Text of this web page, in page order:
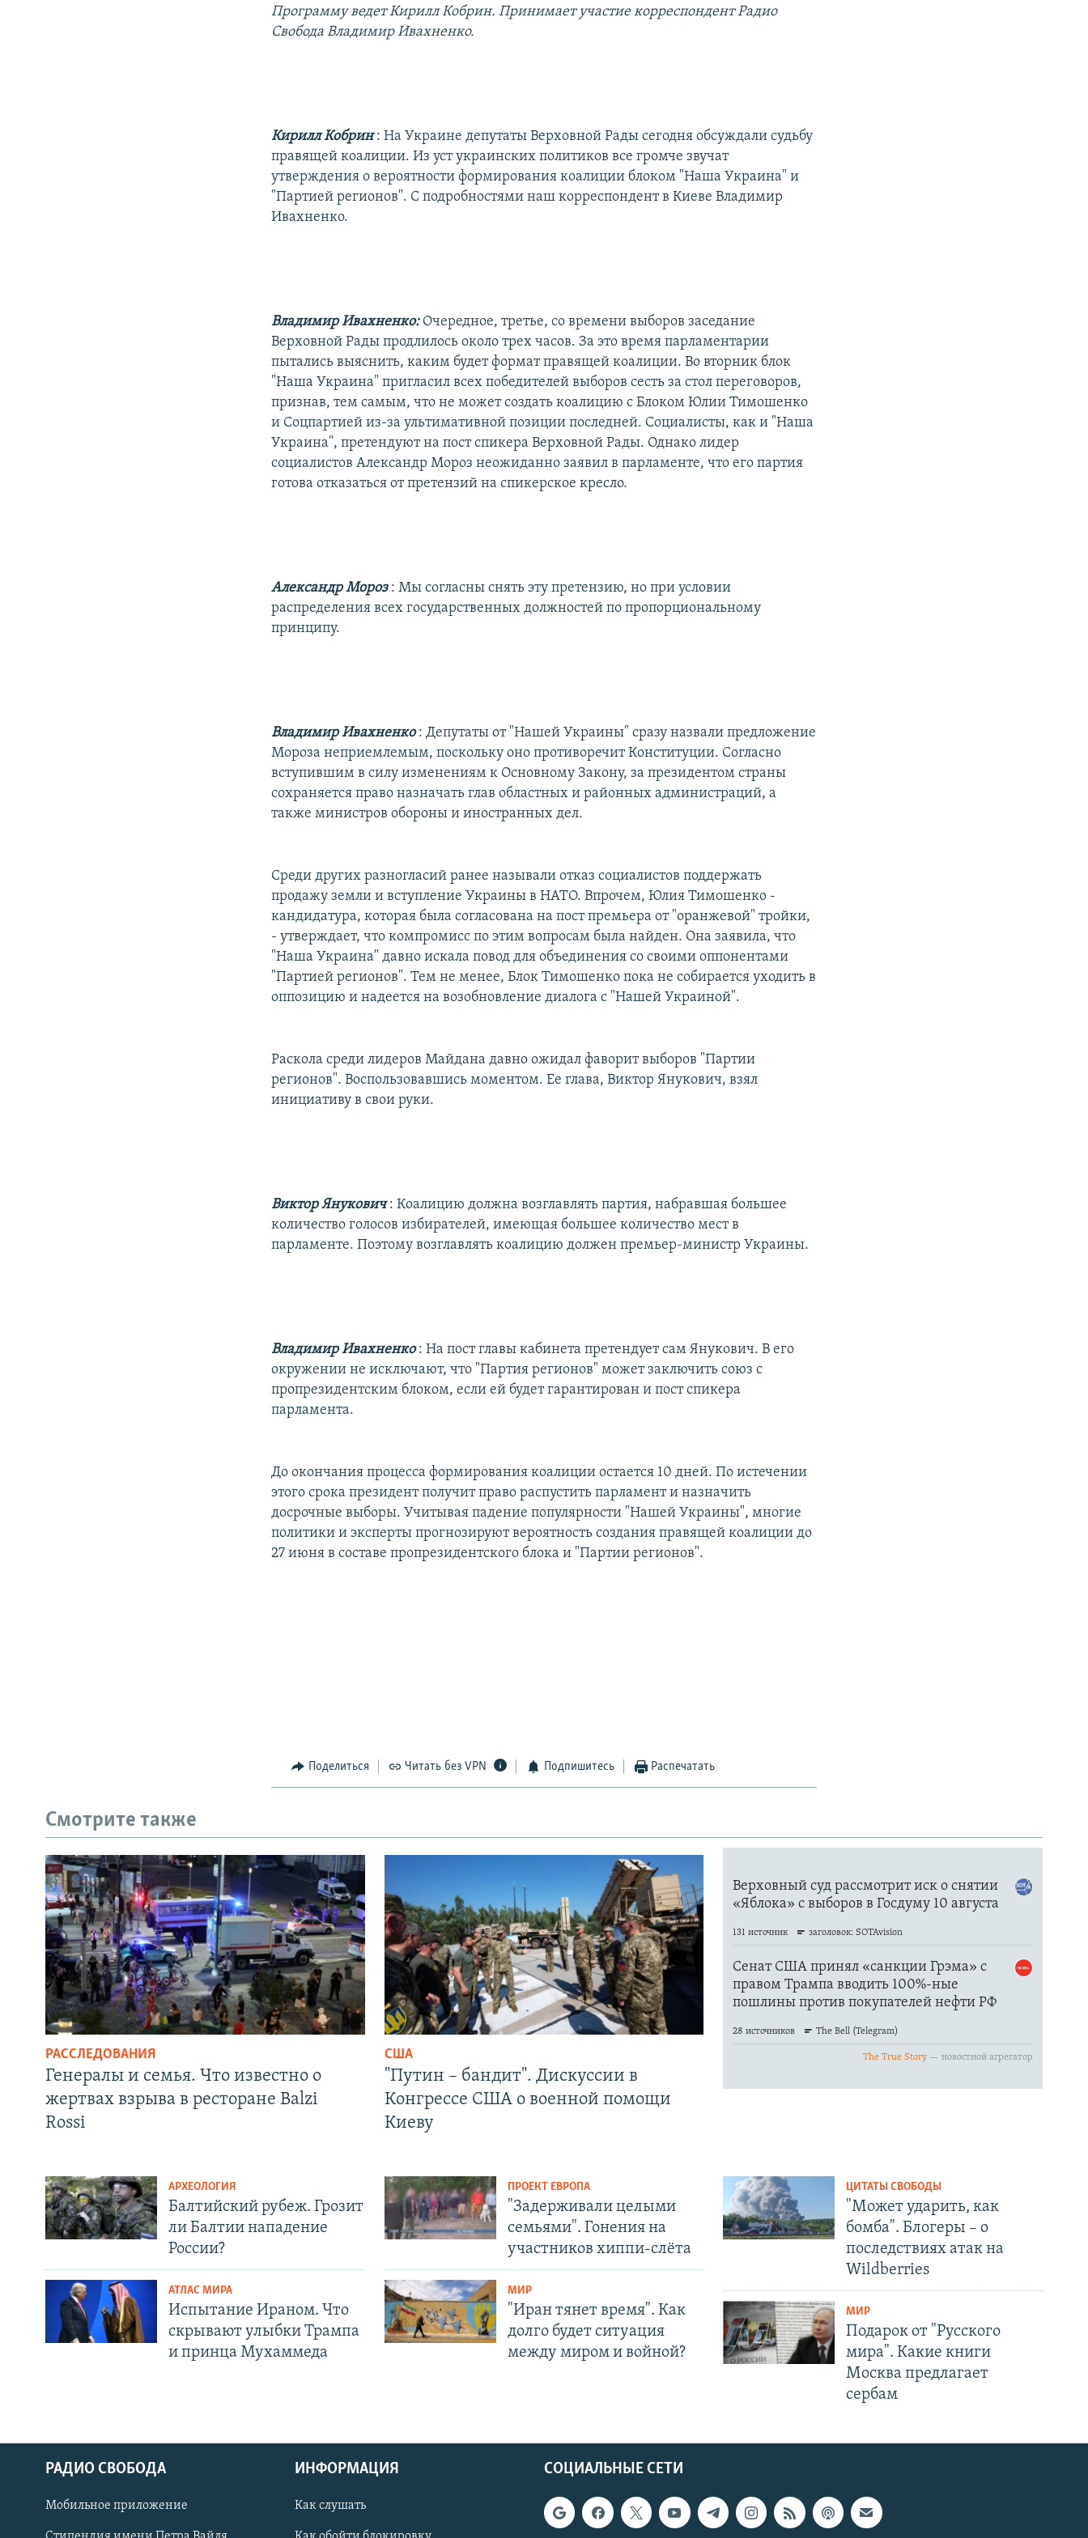
СОЦИАЛЬНЫЕ СЕТИ
Программу ведет Кирилл Кобрин. Принимает участие корреспондент Радио
Свобода Владимир Ивахненко.
Кирилл Кобрин: На Украине депутаты Верховной Рады сегодня обсуждали судьбу
правящей коалиции. Из уст украинских политиков все громче звучат
утверждения о вероятности формирования коалиции блоком "Наша Украина" и
"Партией регионов". С подробностями наш корреспондент в Киеве Владимир
Ивахненко.
Владимир Ивахненко: Очередное, третье, со времени выборов заседание
Верховной Рады продлилось около трех часов. За это время парламентарии
пытались выяснить, каким будет формат правящей коалиции. Во вторник блок
"Наша Украина" пригласил всех победителей выборов сесть за стол переговоров,
признав, тем самым, что не может создать коалицию с Блоком Юлии Тимошенко
и Соцпартией из-за ультимативной позиции последней. Социалисты, как и "Наша
Украина", претендуют на пост спикера Верховной Рады. Однако лидер
социалистов Александр Мороз неожиданно заявил в парламенте, что его партия
готова отказаться от претензий на спикерское кресло.
Александр Мороз : Мы согласны снять эту претензию, но при условии
распределения всех государственных должностей по пропорциональному
принципу.
Владимир Ивахненко: Депутаты от "Нашей Украины" сразу назвали предложение
Мороза неприемлемым, поскольку оно противоречит Конституции. Согласно
вступившим в силу изменениям к Основному Закону, за президентом страны
сохраняется право назначать глав областных и районных администраций, а
также министров обороны и иностранных дел.
Среди других разногласий ранее называли отказ социалистов поддержать
продажу земли и вступление Украины в НАТО. Впрочем, Юлия Тимошенко -
кандидатура, которая была согласована на пост премьера от "оранжевой" тройки,
- утверждает, что компромисс по этим вопросам была найден. Она заявила, что
"Наша Украина" давно искала повод для объединения со своими оппонентами
"Партией регионов". Тем не менее, Блок Тимошенко пока не собирается уходить в
оппозицию и надеется на возобновление диалога с "Нашей Украиной".
Раскола среди лидеров Майдана давно ожидал фаворит выборов "Партии
регионов". Воспользовавшись моментом. Ее глава, Виктор Янукович, взял
инициативу в свои руки.
Виктор Янукович: Коалицию должна возглавлять партия, набравшая большее
количество голосов избирателей, имеющая большее количество мест в
парламенте. Поэтому возглавлять коалицию должен премьер-министр Украины.
Владимир Ивахненко: На пост главы кабинета претендует сам Янукович. В его
окружении не исключают, что "Партия регионов" может заключить союз с
пропрезидентским блоком, если ей будет гарантирован и пост спикера
парламента.
До окончания процесса формирования коалиции остается 10 дней. По истечении
этого срока президент получит право распустить парламент и назначить
досрочные выборы. Учитывая падение популярности "Нашей Украины", многие
политики и эксперты прогнозируют вероятность создания правящей коалиции до
27 июня в составе пропрезидентского блока и "Партии регионов".
Поделиться Читать без VPN Подпишитесь Распечатать
Смотрите также
РАССЛЕДОВАНИЯ
Генералы и семья. Что известно о
жертвах взрыва в ресторане Balzi
Rossi
США
"Путин – бандит". Дискуссии в
Конгрессе США о военной помощи
Киеву
АРХЕОЛОГИЯ
Балтийский рубеж. Грозит
ли Балтии нападение
России?
АТЛАС МИРА
Испытание Ираном. Что
скрывают улыбки Трампа
и принца Мухаммеда
ПРОЕКТ ЕВРОПА
"Задерживали целыми
семьями". Гонения на
участников хиппи-слёта
МИР
"Иран тянет время". Как
долго будет ситуация
между миром и войной?
ЦИТАТЫ СВОБОДЫ
"Может ударить, как
бомба". Блогеры – о
последствиях атак на
Wildberries
МИР
Подарок от "Русского
мира". Какие книги
Москва предлагает
сербам
СОЦИАЛЬНЫЕ СЕТИ
РАДИО СВОБОДА
Мобильное приложение
ИНФОРМАЦИЯ
Как слушать